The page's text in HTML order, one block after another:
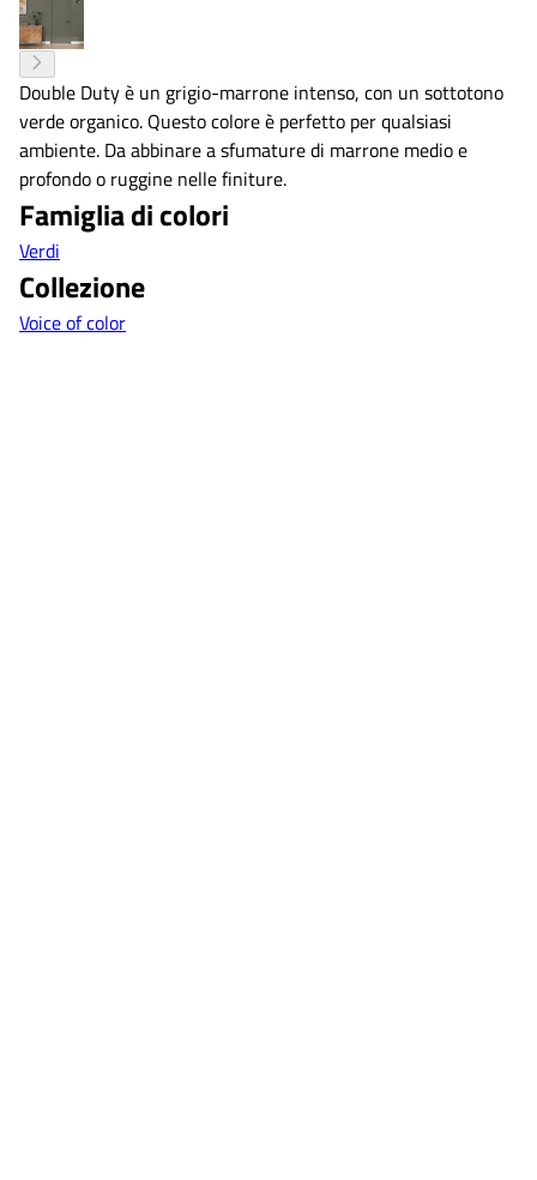
Double Duty è un grigio-marrone intenso, con un sottotono
verde organico. Questo colore è perfetto per qualsiasi
ambiente. Da abbinare a sfumature di marrone medio e
profondo o ruggine nelle finiture.
Famiglia di colori
Verdi
Collezione
Voice of color